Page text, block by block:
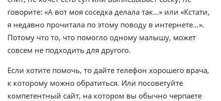
говорите: «А вот моя соседка делала так…» или «Кстати,
я недавно прочитала по этому поводу в интернете…».
Потому что то, что помогло одному малышу, может
совсем не подходить для другого.
Если хотите помочь, то дайте телефон хорошего врача,
к которому можно обратиться. Или посоветуйте
компетентный сайт, на котором вы обычно черпаете